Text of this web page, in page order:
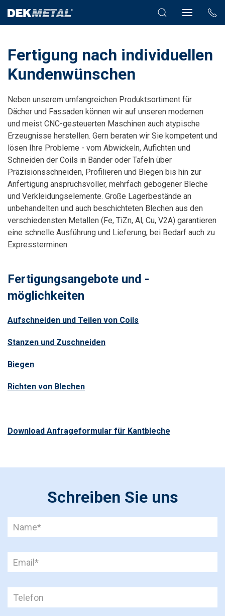
Fertigung nach individuellen
Kundenwünschen
Neben unserem umfangreichen Produktsortiment für
Dächer und Fassaden können wir auf unseren modernen
und meist CNC-gesteuerten Maschinen auch atypische
Erzeugnisse herstellen. Gern beraten wir Sie kompetent und
lösen Ihre Probleme - vom Abwickeln, Aufichten und
Schneiden der Coils in Bänder oder Tafeln über
Präzisionsschneiden, Profilieren und Biegen bis hin zur
Anfertigung anspruchsvoller, mehrfach gebogener Bleche
und Verkleidungselemente. Große Lagerbestände an
unbehandelten und auch beschichteten Blechen aus den
verschiedensten Metallen (Fe, TiZn, Al, Cu, V2A) garantieren
eine schnelle Ausführung und Lieferung, bei Bedarf auch zu
Expressterminen.
Fertigungsangebote und -
möglichkeiten
Aufschneiden und Teilen von Coils
Stanzen und Zuschneiden
Biegen
Richten von Blechen
Download Anfrageformular für Kantbleche
Schreiben Sie uns